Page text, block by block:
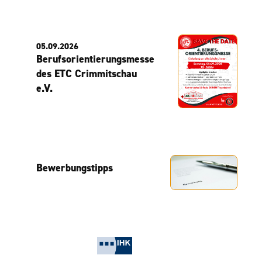
05.09.2026
Berufsorientierungsmesse
des ETC Crimmitschau
e.V.
Bewerbungstipps